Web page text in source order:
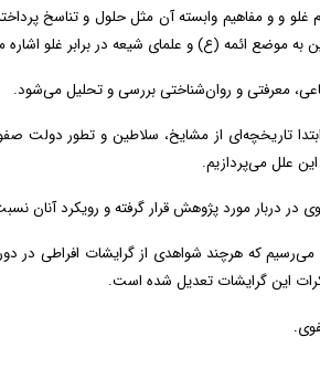
غلو و و مفاهیم وابسته آن مثل حلول و تناسخ
به موضع ائمه (ع) و علمای شیعه در برابر غلو
معرفتی و روان‌شناختی بررسی و تحلیل می‌شود.
تاریخچه‌ای از مشایخ، سلاطین و تطور دولت
علل می‌پردازیم.
دربار مورد پژوهش قرار گرفته و رویکرد آنان
که هرچند شواهدی از گرایشات افراطی
این گرایشات تعدیل شده است.
.